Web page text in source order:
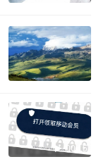
00:15